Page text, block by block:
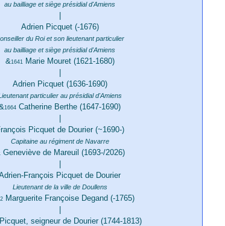
au bailliage et siège présidial d'Amiens
Adrien Picquet (-1676)
du Roi et son lieutenant particulier
au bailliage et siège présidial d'Amiens
&1641Marie Mouret (1621-1680)
Adrien Picquet (1636-1690)
particulier au présidial d'Amiens
1664 Catherine Berthe (1647-1690)
Picquet de Dourier (~1690-)
Capitaine au régiment de Navarre
Geneviève de Mareuil (1693-/2026)
François Picquet de Dourier
Lieutenant de la ville de Doullens
Marguerite Françoise Degand (-1765)
seigneur de Dourier (1744-1813)